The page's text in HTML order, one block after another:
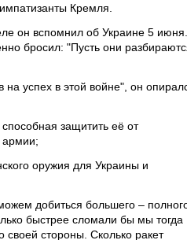
Кремля.
он вспомнил об Украине 5 июня.
бросил: "Пусть они
на успех в этой войне", он
защитить её от
армии;
оружия для Украины и
добиться большего –
быстрее сломали бы мы тогда
стороны. Сколько ракет